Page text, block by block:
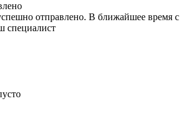
отправлено. В ближайшее время с
специалист